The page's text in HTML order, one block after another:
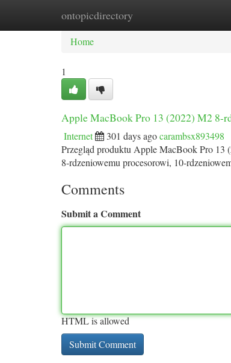
ontopicdirectory
Home New Site Listings
Home
1
Apple MacBook Pro 13 (2022) M2 8-
Internet 301 days agocarambsx893498
Przegląd produktu Apple MacBook Pro 13
8-rdzeniowemu procesorowi, 10-
Comments
Submit a Comment
HTML is allowed